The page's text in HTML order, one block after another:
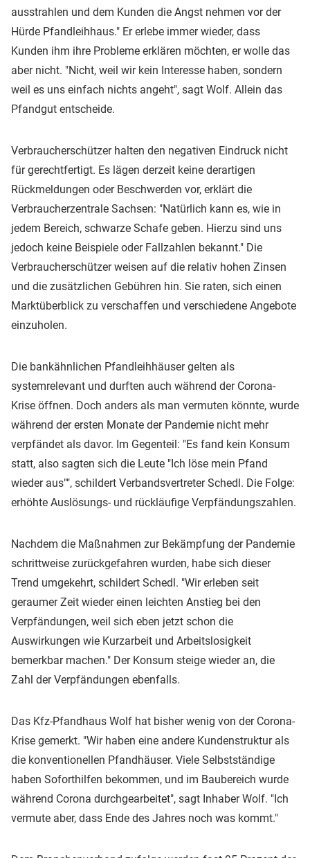
ausstrahlen und dem Kunden die Angst nehmen vor der
Hürde Pfandleihhaus." Er erlebe immer wieder, dass
Kunden ihm ihre Probleme erklären möchten, er wolle das
aber nicht. "Nicht, weil wir kein Interesse haben, sondern
weil es uns einfach nichts angeht", sagt Wolf. Allein das
Pfandgut entscheide.
Verbraucherschützer halten den negativen Eindruck nicht
für gerechtfertigt. Es lägen derzeit keine derartigen
Rückmeldungen oder Beschwerden vor, erklärt die
Verbraucherzentrale Sachsen: "Natürlich kann es, wie in
jedem Bereich, schwarze Schafe geben. Hierzu sind uns
jedoch keine Beispiele oder Fallzahlen bekannt." Die
Verbraucherschützer weisen auf die relativ hohen Zinsen
und die zusätzlichen Gebühren hin. Sie raten, sich einen
Marktüberblick zu verschaffen und verschiedene Angebote
einzuholen.
Die bankähnlichen Pfandleihhäuser gelten als
systemrelevant und durften auch während der Corona-
Krise öffnen. Doch anders als man vermuten könnte, wurde
während der ersten Monate der Pandemie nicht mehr
verpfändet als davor. Im Gegenteil: "Es fand kein Konsum
statt, also sagten sich die Leute "Ich löse mein Pfand
wieder aus"", schildert Verbandsvertreter Schedl. Die Folge:
erhöhte Auslösungs- und rückläufige Verpfändungszahlen.
Nachdem die Maßnahmen zur Bekämpfung der Pandemie
schrittweise zurückgefahren wurden, habe sich dieser
Trend umgekehrt, schildert Schedl. "Wir erleben seit
geraumer Zeit wieder einen leichten Anstieg bei den
Verpfändungen, weil sich eben jetzt schon die
Auswirkungen wie Kurzarbeit und Arbeitslosigkeit
bemerkbar machen." Der Konsum steige wieder an, die
Zahl der Verpfändungen ebenfalls.
Das Kfz-Pfandhaus Wolf hat bisher wenig von der Corona-
Krise gemerkt. "Wir haben eine andere Kundenstruktur als
die konventionellen Pfandhäuser. Viele Selbstständige
haben Soforthilfen bekommen, und im Baubereich wurde
während Corona durchgearbeitet", sagt Inhaber Wolf. "Ich
vermute aber, dass Ende des Jahres noch was kommt."